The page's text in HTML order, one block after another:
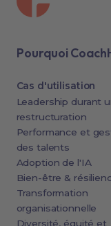
Pourquoi
Cas d'utilisation
Leadership durant
restructuration
Performance et
des talents
Adoption de l'IA
Bien-être &
Transformation
organisationnelle
Diversité, équité et